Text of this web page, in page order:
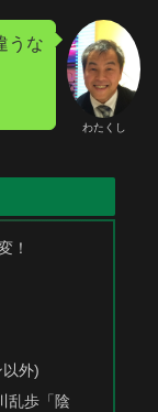
わたくし
うな
！
外)
乱歩「陰